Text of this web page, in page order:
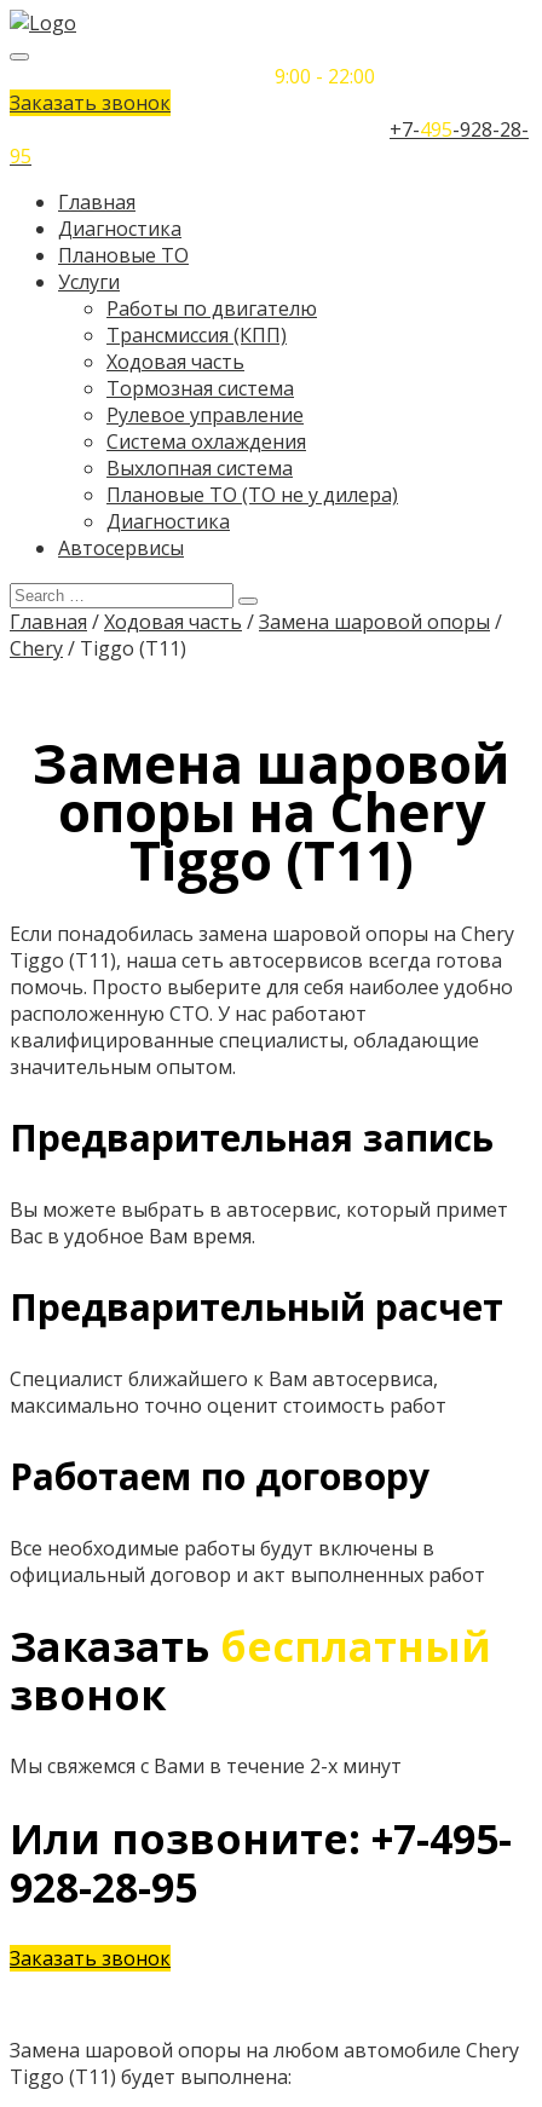
9:00 - 22:00
Заказать звонок
+7-495-928-28-
95
Главная
Диагностика
Плановые ТО
Услуги
Работы по двигателю
Трансмиссия (КПП)
Ходовая часть
Тормозная система
Рулевое управление
Система охлаждения
Выхлопная система
Плановые ТО (ТО не у дилера)
Диагностика
Автосервисы
Главная /Ходовая часть /Замена шаровой опоры /
Chery/ Tiggo (T11)
Замена шаровой
опоры на Chery
Tiggo (T11)
Если понадобилась замена шаровой опоры на Chery
Tiggo (T11), наша сеть автосервисов всегда готова
помочь. Просто выберите для себя наиболее удобно
расположенную СТО. У нас работают
квалифицированные специалисты, обладающие
значительным опытом.
Предварительная запись
Вы можете выбрать в автосервис, который примет
Вас в удобное Вам время.
Предварительный расчет
Специалист ближайшего к Вам автосервиса,
максимально точно оценит стоимость работ
Работаем по договору
Все необходимые работы будут включены в
официальный договор и акт выполненных работ
Заказать бесплатный
звонок
Мы свяжемся с Вами в течение 2-х минут
Или позвоните: +7-495-
928-28-95
Заказать звонок
Замена шаровой опоры на любом автомобиле Chery
Tiggo (T11) будет выполнена: